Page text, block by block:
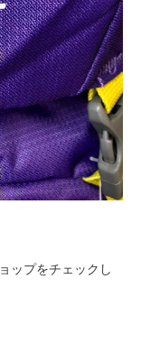
ップをチェックし